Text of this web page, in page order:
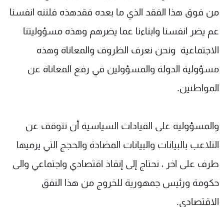
من فوق هذا الفقد الذي ما بعده فقدهذه فلننه انفسنا
عم يضر انفسنا وابناءنا عما يضرهم وهذه مسؤوليتنا
الاجتماعية ونحن نعرف الظروف والمعاناة وهذه
مسؤولية الدولة والمسؤولين في رفع المعاناة عن
المواطنين.
والمسؤولية على القيادات السياسية أن تتوقف عن
التلاعب بالبيانات والبيانات المضادة والحجج التي يرميها
طرف على اخر ، نحتاج إلى إنقاذ اقتصادي واجتماعي والى
حكومة ورئيس جمهورية للخروج من هذا النفق
الاقتصادي.